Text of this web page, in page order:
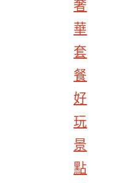
奢
華
套
餐
好
玩
景
點